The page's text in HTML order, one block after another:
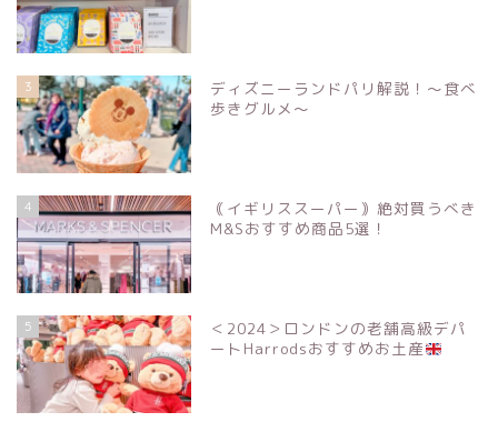
3
ディズニーランドパリ解説！〜食べ
歩きグルメ〜
4
｟イギリススーパー｠絶対買うべき
M&Sおすすめ商品5選！
5
＜2024＞ロンドンの老舗高級デパ
ートHarrodsおすすめお土産